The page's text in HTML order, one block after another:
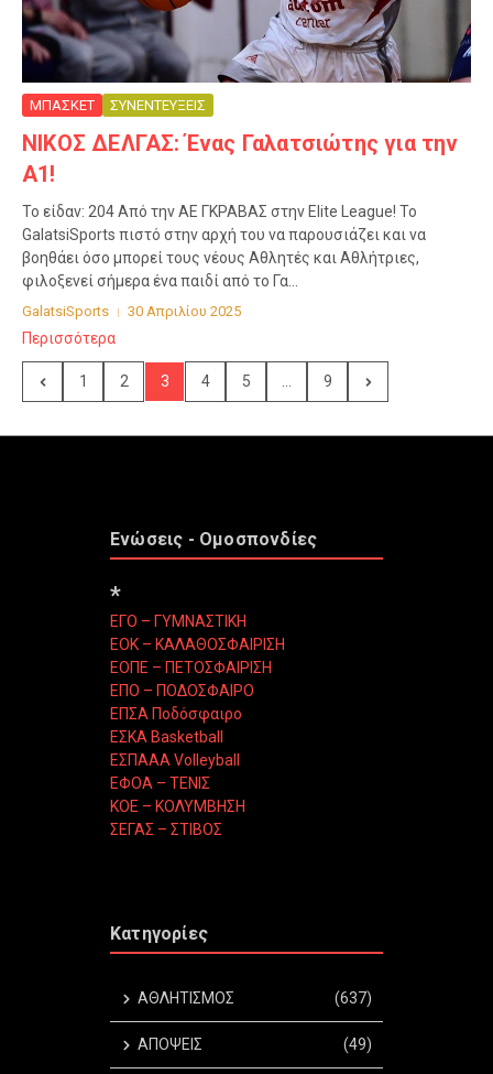
ΜΠΑΣΚΕΤ ΣΥΝΕΝΤΕΥΞΕΙΣ
ΝΙΚΟΣ ΔΕΛΓΑΣ: Ένας Γαλατσιώτης για την
Α1!
Το είδαν: 204 Από την ΑΕ ΓΚΡΑΒΑΣ στην Elite League! Το
GalatsiSports πιστό στην αρχή του να παρουσιάζει και να
βοηθάει όσο μπορεί τους νέους Αθλητές και Αθλήτριες,
φιλοξενεί σήμερα ένα παιδί από το Γα...
GalatsiSports 30 Απριλίου 2025
Περισσότερα
1 2 3 4 5 ... 9
Ενώσεις - Ομοσπονδίες
*
ΕΓΟ – ΓΥΜΝΑΣΤΙΚΗ
ΕΟΚ – ΚΑΛΑΘΟΣΦΑΙΡΙΣΗ
ΕΟΠΕ – ΠΕΤΟΣΦΑΙΡΙΣΗ
ΕΠΟ – ΠΟΔΟΣΦΑΙΡΟ
ΕΠΣΑ Ποδόσφαιρο
ΕΣΚΑ Basketball
ΕΣΠΑΑΑ Volleyball
ΕΦΟΑ – ΤΕΝΙΣ
ΚΟΕ – ΚΟΛΥΜΒΗΣΗ
ΣΕΓΑΣ – ΣΤΙΒΟΣ
Κατηγορίες
ΑΘΛΗΤΙΣΜΟΣ (637)
ΑΠΟΨΕΙΣ (49)